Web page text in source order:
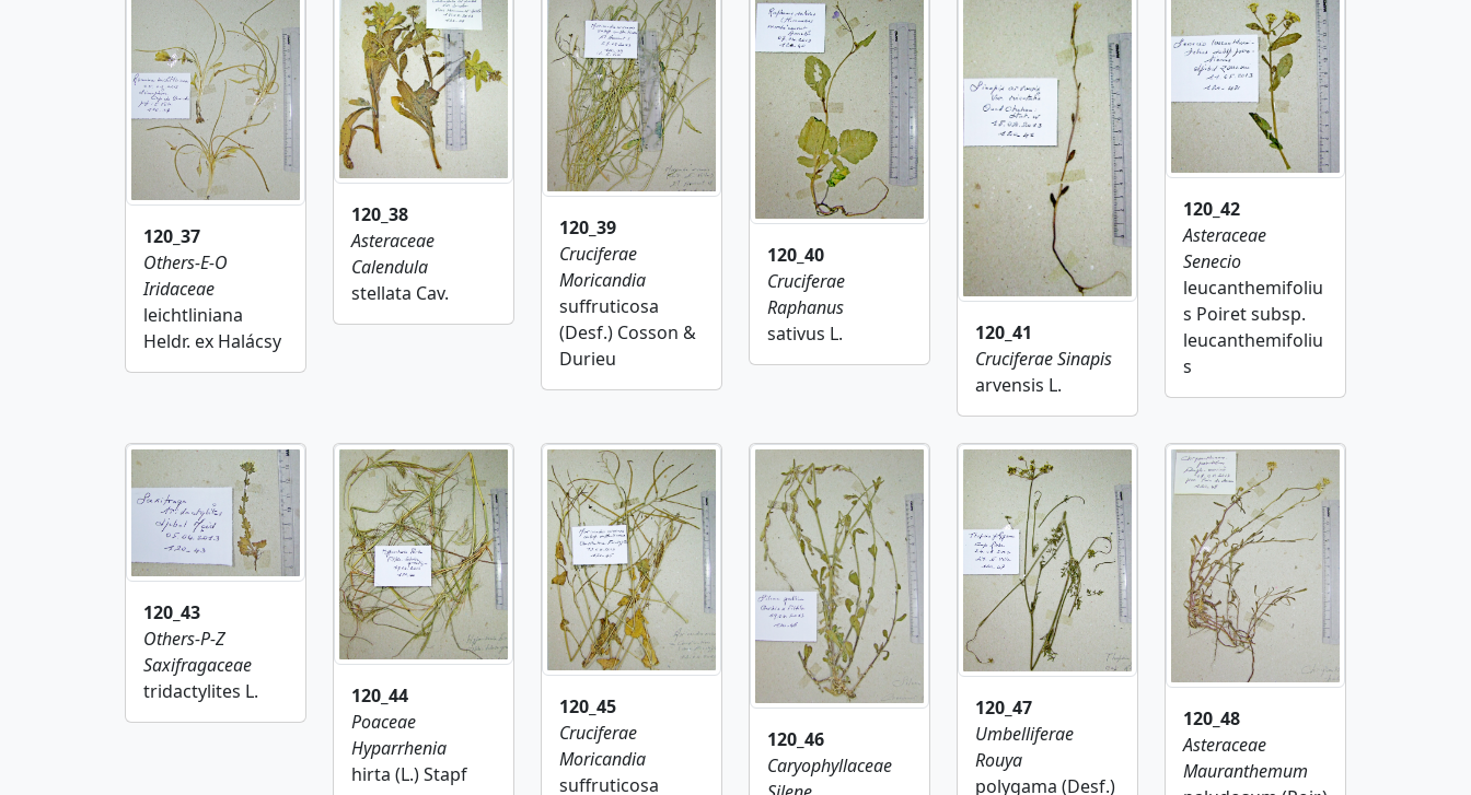
120_37
Others-E-O
Iridaceae
leichtliniana
Heldr. ex Halácsy
120_38
Asteraceae
Calendula
stellata Cav.
120_39
Cruciferae
Moricandia
suffruticosa
(Desf.) Cosson &
Durieu
120_40
Cruciferae
Raphanus
sativus L.
120_41
CruciferaeSinapis
arvensis L.
120_42
Asteraceae
Senecio
leucanthemifoliu
s Poiret subsp.
leucanthemifoliu
s
120_43
Others-P-Z
Saxifragaceae
tridactylites L.
120_44
Poaceae
Hyparrhenia
hirta (L.) Stapf
120_45
Cruciferae
Moricandia
suffruticosa
120_46
Caryophyllaceae
120_47
Umbelliferae
Rouya
polygama (Desf.)
120_48
Asteraceae
Mauranthemum